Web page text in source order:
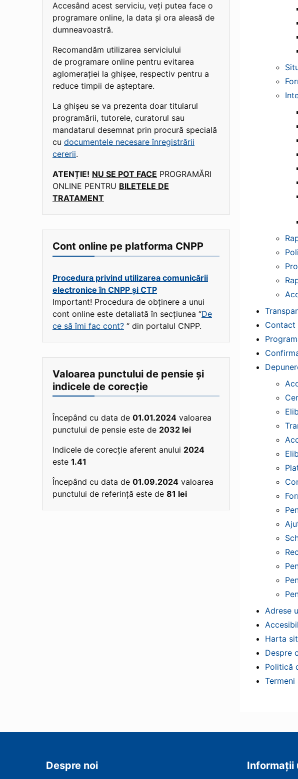
Contact
Adrese
Harta
Despre
Politică
Accesând acest serviciu, veți putea face o
programare online, la data și ora aleasă de
dumneavoastră.
Recomandăm utilizarea serviciului
de programare online pentru evitarea
aglomerației la ghișee, respectiv pentru a
reduce timpii de așteptare.
La ghișeu se va prezenta doar titularul
programării, tutorele, curatorul sau
mandatarul desemnat prin procură specială
cu documentele necesare înregistrării
cererii.
ATENȚIE! NU SE POT FACE PROGRAMĂRI
ONLINE PENTRU BILETELE DE
TRATAMENT
Cont online pe platforma CNPP
Procedura privind utilizarea comunicării
electronice în CNPP și CTP
Important! Procedura de obținere a unui
cont online este detaliată în secțiunea “De
ce să îmi fac cont? “ din portalul CNPP.
Valoarea punctului de pensie și
indicele de corecție
Începând cu data de 01.01.2024 valoarea
punctului de pensie este de 2032 lei
Indicele de corecție aferent anului 2024
este 1.41
Începând cu data de 01.09.2024 valoarea
punctului de referință este de 81 lei
Despre noi Informații